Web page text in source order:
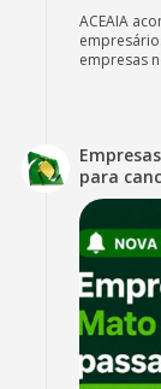
ACEAIA
empresas
para